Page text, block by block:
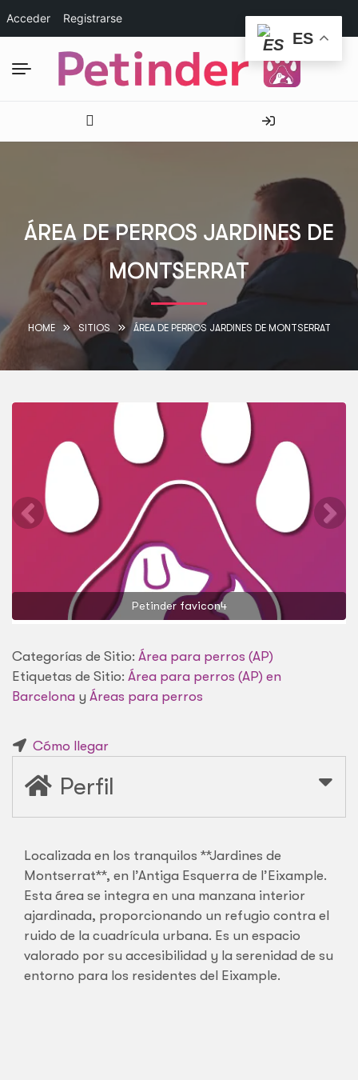
Acceder Registrarse
ÁREA DE PERROS JARDINES DE
MONTSERRAT
HOME SITIOS ÁREA DE PERROS JARDINES DE MONTSERRAT
Petinder favicon4
Categorías de Sitio: Área para perros (AP)
Etiquetas de Sitio: Área para perros (AP) en
Barcelona y Áreas para perros
Cómo llegar
Perfil
Localizada en los tranquilos **Jardines de
Montserrat**, en l’Antiga Esquerra de l’Eixample.
Esta área se integra en una manzana interior
ajardinada, proporcionando un refugio contra el
ruido de la cuadrícula urbana. Es un espacio
valorado por su accesibilidad y la serenidad de su
entorno para los residentes del Eixample.
ES